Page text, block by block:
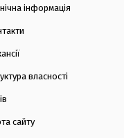
інформація
власності
сайту